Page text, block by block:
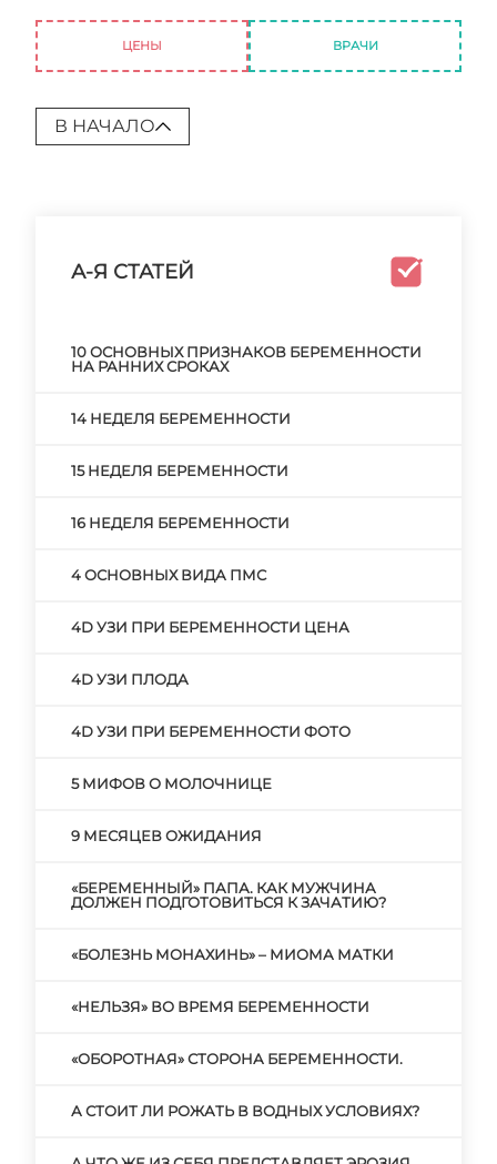
ЦЕНЫ ВРАЧИ
В НАЧАЛО
А-Я СТАТЕЙ
10 ОСНОВНЫХ ПРИЗНАКОВ БЕРЕМЕННОСТИ
НА РАННИХ СРОКАХ
14 НЕДЕЛЯ БЕРЕМЕННОСТИ
15 НЕДЕЛЯ БЕРЕМЕННОСТИ
16 НЕДЕЛЯ БЕРЕМЕННОСТИ
4 ОСНОВНЫХ ВИДА ПМС
4D УЗИ ПРИ БЕРЕМЕННОСТИ ЦЕНА
4D УЗИ ПЛОДА
4D УЗИ ПРИ БЕРЕМЕННОСТИ ФОТО
5 МИФОВ О МОЛОЧНИЦЕ
9 МЕСЯЦЕВ ОЖИДАНИЯ
«БЕРЕМЕННЫЙ» ПАПА. КАК МУЖЧИНА
ДОЛЖЕН ПОДГОТОВИТЬСЯ К ЗАЧАТИЮ?
«БОЛЕЗНЬ МОНАХИНЬ» – МИОМА МАТКИ
«НЕЛЬЗЯ» ВО ВРЕМЯ БЕРЕМЕННОСТИ
«ОБОРОТНАЯ» СТОРОНА БЕРЕМЕННОСТИ.
А СТОИТ ЛИ РОЖАТЬ В ВОДНЫХ УСЛОВИЯХ?